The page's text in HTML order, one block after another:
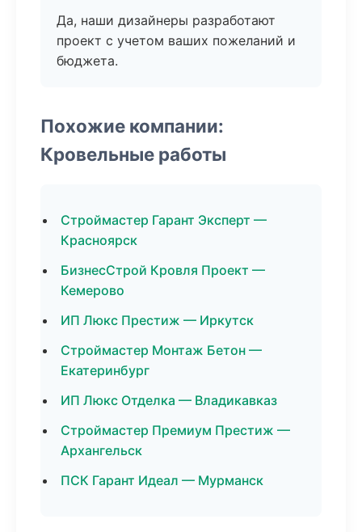
Да, наши дизайнеры разработают
проект с учетом ваших пожеланий и
бюджета.
Похожие компании:
Кровельные работы
Строймастер Гарант Эксперт —
Красноярск
БизнесСтрой Кровля Проект —
Кемерово
ИП Люкс Престиж — Иркутск
Строймастер Монтаж Бетон —
Екатеринбург
ИП Люкс Отделка — Владикавказ
Строймастер Премиум Престиж —
Архангельск
ПСК Гарант Идеал — Мурманск